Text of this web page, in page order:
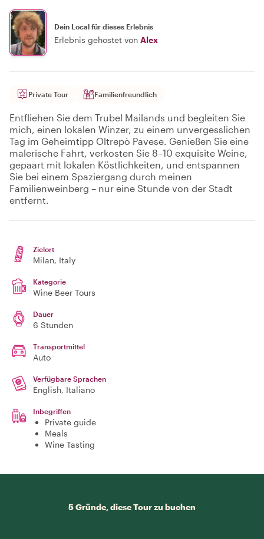
Dein Local für dieses Erlebnis
Erlebnis gehostet von Alex
Private Tour Familienfreundlich
Entfliehen Sie dem Trubel Mailands und begleiten Sie
mich, einen lokalen Winzer, zu einem unvergesslichen
Tag im Geheimtipp Oltrepò Pavese. Genießen Sie eine
malerische Fahrt, verkosten Sie 8–10 exquisite Weine,
gepaart mit lokalen Köstlichkeiten, und entspannen
Sie bei einem Spaziergang durch meinen
Familienweinberg – nur eine Stunde von der Stadt
entfernt.
Zielort
Milan, Italy
Kategorie
Wine Beer Tours
Dauer
6 Stunden
Transportmittel
Auto
Verfügbare Sprachen
English, Italiano
Inbegriffen
Private guide
Meals
Wine Tasting
5 Gründe, diese Tour zu buchen